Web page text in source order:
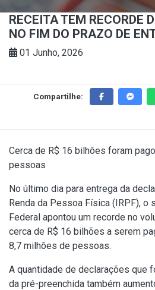
RECEITA TEM RECORDE
NO FIM DO PRAZO DE
01 Junho, 2026
Compartilhe:
Cerca de R$ 16 bilhões foram
pessoas
No último dia para entrega da
Renda da Pessoa Física (IRPF), o
Federal apontou um recorde no
cerca de R$ 16 bilhões a serem
8,7 milhões de pessoas.
A quantidade de declarações que
da pré-preenchida também